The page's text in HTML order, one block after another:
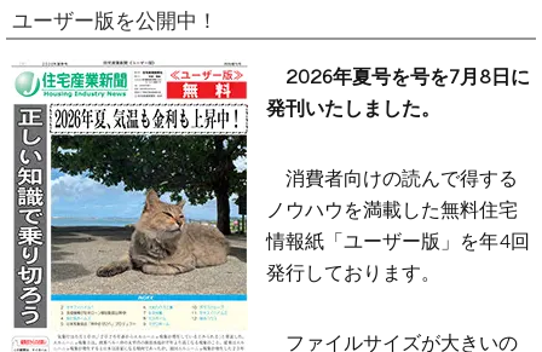
ユーザー版を公開中！
2026年夏号を号を7月8日に
発刊いたしました。
消費者向けの読んで得する
ノウハウを満載した無料住宅
情報紙「ユーザー版」を年4回
発行しております。
ファイルサイズが大きいの